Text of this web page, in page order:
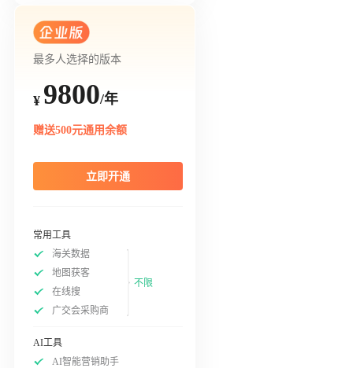
最多人选择的版本
¥ 9800/年
赠送500元通用余额
立即开通
常用工具
海关数据
地图获客
在线搜
广交会采购商
不限
AI工具
AI智能营销助手